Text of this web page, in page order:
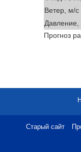
Ветер, м/с
Давление,
Прогноз
Старый сайт